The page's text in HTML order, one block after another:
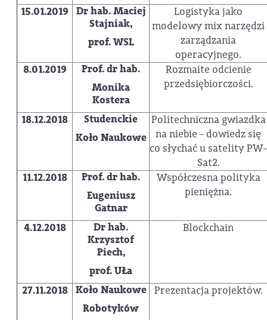
15.01.2019
Dr hab. Maciej
Stajniak,
prof. WSL
Logistyka jako
modelowy mix narzędzi
zarządzania
operacyjnego.
8.01.2019
Prof. dr hab.
Monika
Kostera
Rozmaite odcienie
przedsiębiorczości.
18.12.2018
Studenckie
Koło Naukowe
Politechniczna gwiazdka
na niebie - dowiedz się
co słychać u satelity PW-
Sat2.
11.12.2018
Prof. dr hab.
Eugeniusz
Gatnar
Współczesna polityka
pieniężna.
4.12.2018
Dr hab.
Krzysztof
Piech,
prof. UŁa
Blockchain
27.11.2018 Koło Naukowe
Robotyków
Prezentacja projektów.